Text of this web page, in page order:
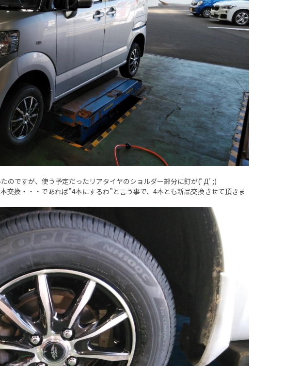
のですが、使う予定だったリアタイヤのショルダー部分に釘が(ﾟДﾟ;)
交換・・・であれば”4本にするわ”と言う事で、4本とも新品交換させて頂きま